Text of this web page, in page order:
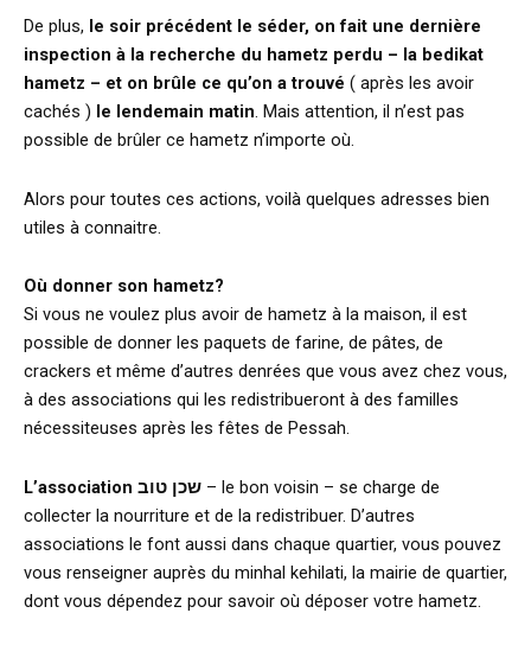
De plus, le soir précédent le séder, on fait une dernière
inspection à la recherche du hametz perdu – la bedikat
hametz – et on brûle ce qu’on a trouvé ( après les avoir
cachés ) le lendemain matin. Mais attention, il n’est pas
possible de brûler ce hametz n’importe où.
Alors pour toutes ces actions, voilà quelques adresses bien
utiles à connaitre.
Où donner son hametz?
Si vous ne voulez plus avoir de hametz à la maison, il est
possible de donner les paquets de farine, de pâtes, de
crackers et même d’autres denrées que vous avez chez vous,
à des associations qui les redistribueront à des familles
nécessiteuses après les fêtes de Pessah.
L’association שכן טוב – le bon voisin – se charge de
collecter la nourriture et de la redistribuer. D’autres
associations le font aussi dans chaque quartier, vous pouvez
vous renseigner auprès du minhal kehilati, la mairie de quartier,
dont vous dépendez pour savoir où déposer votre hametz.